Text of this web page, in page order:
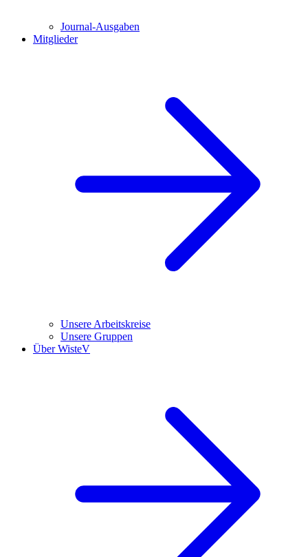
Journal-Ausgaben
Mitglieder
Unsere Arbeitskreise
Unsere Gruppen
Über WisteV